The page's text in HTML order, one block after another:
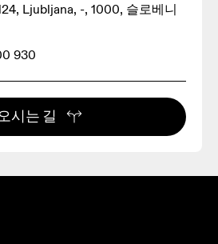
Ljubljana, -, 1000, 슬로베니
930
시는 길